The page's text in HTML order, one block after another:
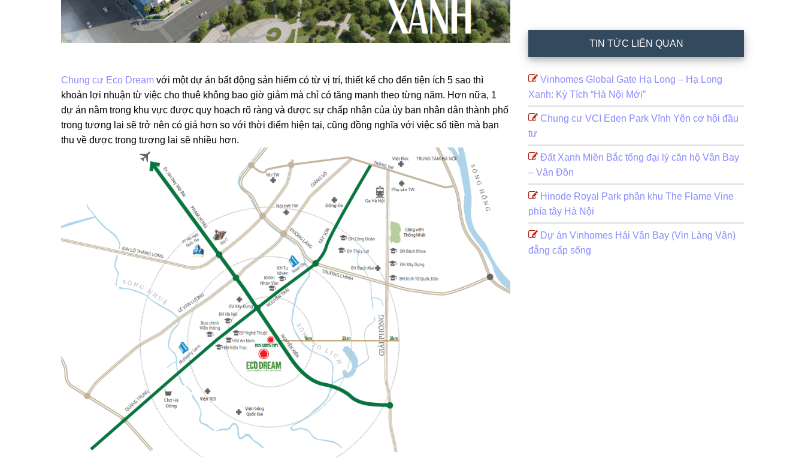
Chung cư Eco Dream với một dự án bất động sản hiếm có từ vị trí, thiết kế cho đến tiện ích 5 sao thì
khoản lợi nhuận từ việc cho thuê không bao giờ giảm mà chỉ có tăng mạnh theo từng năm. Hơn nữa, 1
dự án nằm trong khu vực được quy hoạch rõ ràng và được sự chấp nhận của ủy ban nhân dân thành phố
trong tương lai sẽ trở nên có giá hơn so với thời điểm hiện tại, cũng đồng nghĩa với việc số tiền mà bạn
thu về được trong tương lai sẽ nhiều hơn.
TIN TỨC LIÊN QUAN
Vinhomes Global Gate Hạ Long – Hạ Long
Xanh: Kỳ Tích “Hà Nội Mới”
Chung cư VCI Eden Park Vĩnh Yên cơ hội đầu
tư
Đất Xanh Miền Bắc tổng đại lý căn hộ Vân Bay
– Vân Đồn
Hinode Royal Park phân khu The Flame Vine
phía tây Hà Nội
Dự án Vinhomes Hải Vân Bay (Vin Làng Vân)
đẵng cấp sống